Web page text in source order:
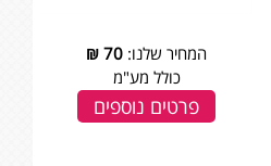
המחיר שלנו: 70
₪
כולל מע"מ
פרטים נוספים